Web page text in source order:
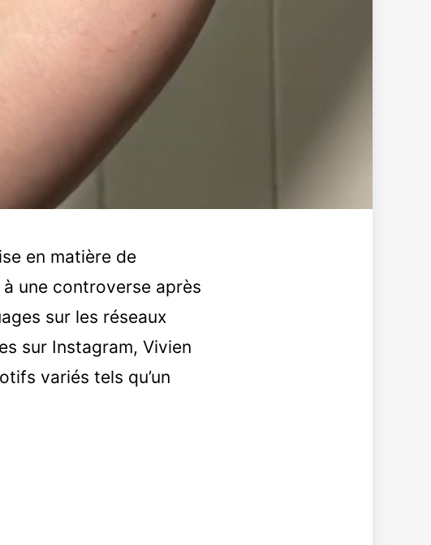
en matière de
une controverse après
sur les réseaux
sur Instagram, Vivien
variés tels qu’un